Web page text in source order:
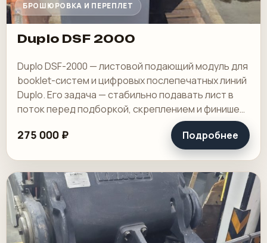
БРОШЮРОВКА И ПЕРЕПЛЕТ
Duplo DSF 2000
Duplo DSF-2000 — листовой подающий модуль для
booklet-систем и цифровых послепечатных линий
Duplo. Его задача — стабильно подавать лист в
поток перед подборкой, скреплением и финишем,
275 000 ₽ Подробнее